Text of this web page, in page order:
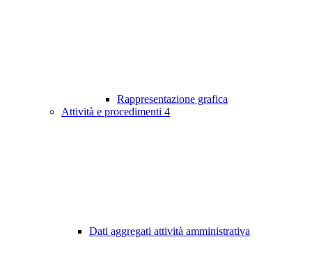
Rappresentazione grafica
Attività e procedimenti 4
Dati aggregati attività amministrativa